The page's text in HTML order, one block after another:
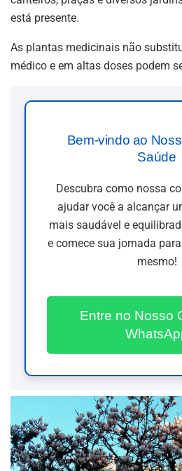
está presente.
As plantas medicinais não
médico e em altas doses podem
Bem-vindo ao
Saúde
Descubra como nossa
ajudar você a alcançar
mais saudável e
e comece sua jornada
mesmo!
Entre no Nosso